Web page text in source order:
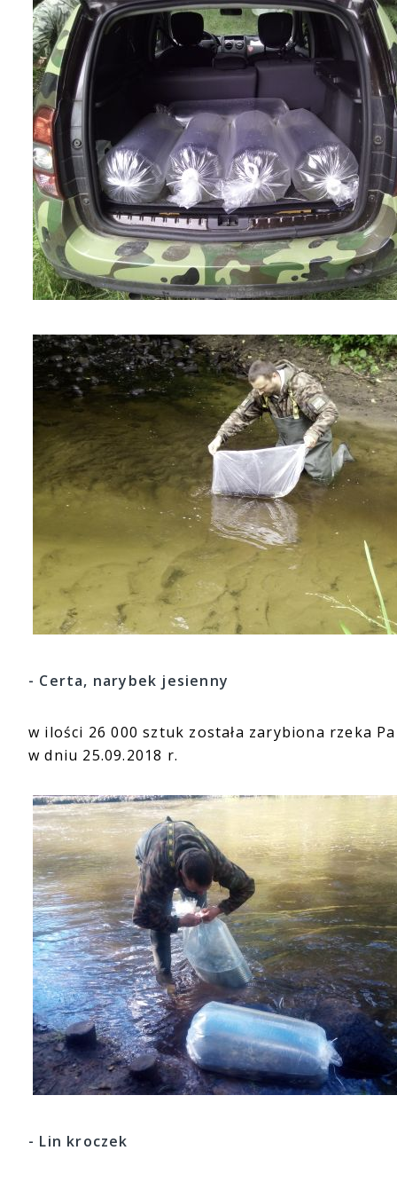
- Certa, narybek jesienny
w ilości 26 000 sztuk została zarybiona rzeka
w dniu 25.09.2018 r.
- Lin kroczek